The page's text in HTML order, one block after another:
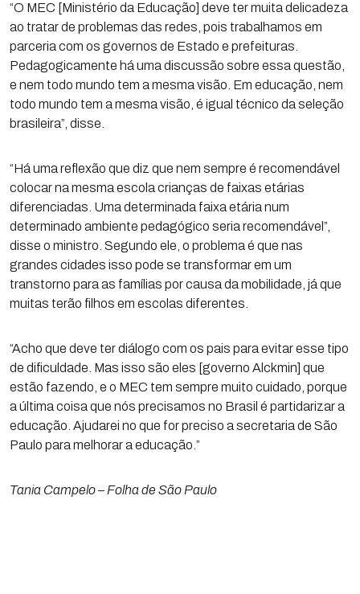
“O MEC [Ministério da Educação] deve ter muita delicadeza
ao tratar de problemas das redes, pois trabalhamos em
parceria com os governos de Estado e prefeituras.
Pedagogicamente há uma discussão sobre essa questão,
e nem todo mundo tem a mesma visão. Em educação, nem
todo mundo tem a mesma visão, é igual técnico da seleção
brasileira”, disse.
“Há uma reflexão que diz que nem sempre é recomendável
colocar na mesma escola crianças de faixas etárias
diferenciadas. Uma determinada faixa etária num
determinado ambiente pedagógico seria recomendável”,
disse o ministro. Segundo ele, o problema é que nas
grandes cidades isso pode se transformar em um
transtorno para as famílias por causa da mobilidade, já que
muitas terão filhos em escolas diferentes.
“Acho que deve ter diálogo com os pais para evitar esse tipo
de dificuldade. Mas isso são eles [governo Alckmin] que
estão fazendo, e o MEC tem sempre muito cuidado, porque
a última coisa que nós precisamos no Brasil é partidarizar a
educação. Ajudarei no que for preciso a secretaria de São
Paulo para melhorar a educação.”
Tania Campelo – Folha de São Paulo